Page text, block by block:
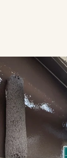
由と後悔しない
理まで解説
しない比較ポイ
解説
る見積もりの注